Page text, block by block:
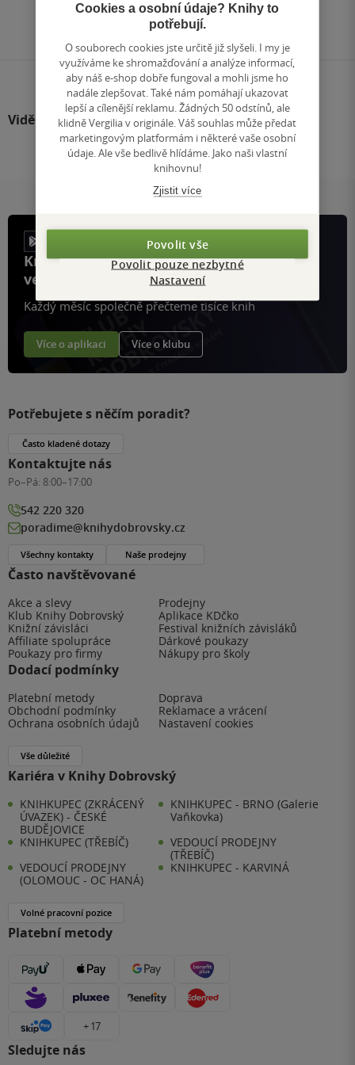
na
stránku
Viděli jste
Knihy, recenze a klubové výhody
ve vaší kapse a naší appce KDčko
Každý měsíc společně přečteme tisíce knih
Více o aplikaci Více o klubu
Často navštěvované
Akce a slevy
Prodejny
Klub Knihy Dobrovský
Aplikace KDčko
Knižní závisláci
Festival knižních závisláků
Affiliate spolupráce
Dárkové poukazy
Poukazy pro firmy
Nákupy pro školy
Dodací podmínky
Platební metody
Doprava
Obchodní podmínky
Reklamace a vrácení
Ochrana osobních údajů
Nastavení cookies
Vše důležité
Kariéra v Knihy Dobrovský
KNIHKUPEC (ZKRÁCENÝ
ÚVAZEK) - ČESKÉ
BUDĚJOVICE
KNIHKUPEC - BRNO (Galerie
Vaňkovka)
KNIHKUPEC (TŘEBÍČ)
VEDOUCÍ PRODEJNY
(TŘEBÍČ)
VEDOUCÍ PRODEJNY
(OLOMOUC - OC HANÁ)
KNIHKUPEC - KARVINÁ
Volné pracovní pozice
Platební metody
+ 17
Sledujte nás
Potřebujete s něčím poradit?
Často kladené dotazy
Kontaktujte nás
Po–Pá: 8:00–17:00
542 220 320
poradime@knihydobrovsky.cz
Všechny kontakty Naše prodejny
Cookies a osobní údaje? Knihy to
potřebují.
O souborech cookies jste určitě již slyšeli. I my je
využíváme ke shromažďování a analýze informací,
aby náš e-shop dobře fungoval a mohli jsme ho
nadále zlepšovat. Také nám pomáhají ukazovat
lepší a cílenější reklamu. Žádných 50 odstínů, ale
klidně Vergilia v originále. Váš souhlas může předat
marketingovým platformám i některé vaše osobní
údaje. Ale vše bedlivě hlídáme. Jako naši vlastní
knihovnu!
Zjistit více
Povolit vše
Povolit pouze nezbytné
Nastavení